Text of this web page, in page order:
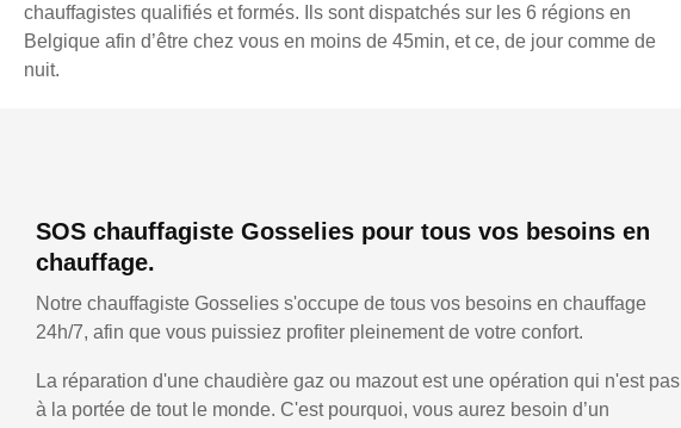
chauffagistes qualifiés et formés. Ils sont dispatchés sur les 6 régions en
Belgique afin d’être chez vous en moins de 45min, et ce, de jour comme de
nuit.
SOS chauffagiste Gosselies pour tous vos besoins en
chauffage.
Notre chauffagiste Gosselies s'occupe de tous vos besoins en chauffage
24h/7, afin que vous puissiez profiter pleinement de votre confort.
La réparation d'une chaudière gaz ou mazout est une opération qui n'est pas
à la portée de tout le monde. C'est pourquoi, vous aurez besoin d’un